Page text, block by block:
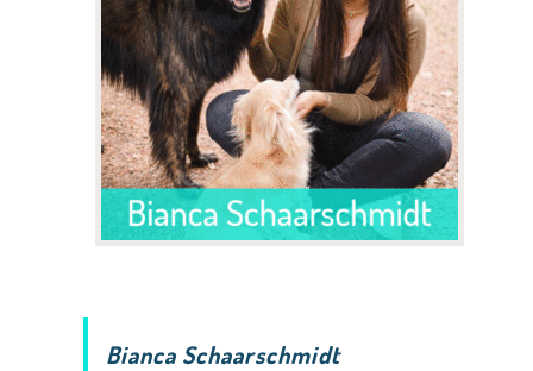
Seminare
Aufzeichnungen
Kontakt
Warenkorb
Bianca Schaarschmidt